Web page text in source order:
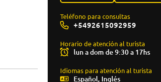
Teléfono para consultas
+5492615092959
Horario de atención al turista
lun a dom de 9:30 a 17hs
Idiomas para atención al turista
Español, Inglés